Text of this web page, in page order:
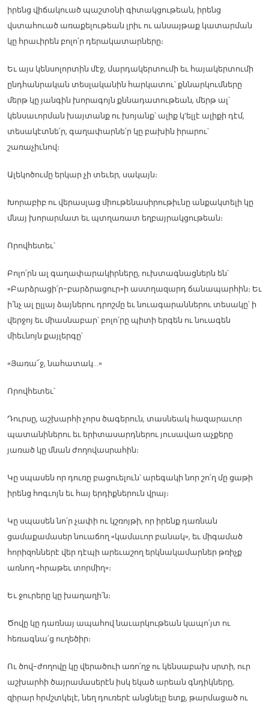
իրենց վիճակուած պաշտօնի գիտակցութեան, իրենց
վստահուած առաքելութեան լրիւ ու անսայթաք կատարման
կը հրաւիրեն բոլո՛ր դերակատարները։
Եւ այս կենսոլորտին մէջ, մարդակերտումի եւ հայակերտումի
ընդհանրական տեսլականին հարկատու՝ քննարկումները
մերթ կը յանգին խորագոյն քննադատութեան, մերթ ալ՝
կենսաւորման խայտանք ու խոյանք՝ ալիք կ’ելլէ ալիքի դէմ,
տեսակէտնե՛ր, գաղափարնե՛ր կը բախին իրարու՝
շառաչիւնով։
Ալեկոծումը երկար չի տեւեր, սակայն։
Խորաբիբ ու վերասլաց միութենասիրութիւնը անքակտելի կը
մնայ խորարմատ եւ պտղառատ եղբայրակցութեան։
Որովհետեւ՝
Բոլո՛րն ալ գաղափարակիրները, ուխտագնացներն են՝
«Բարձրացի՛ր-բարձրացուր»ի աստղազարդ ճանապարհին։ Եւ
ի՛նչ ալ ըլլայ ձայներու դրոշմը եւ նուագարաններու տեսակը՝ ի
վերջոյ եւ միասնաբար՝ բոլո՛րը պիտի երգեն ու նուագեն
միեւնոյն քայլերգը՝
«Յառա՜ջ, նահատակ…»
Որովհետեւ՝
Դուրսը, աշխարհի չորս ծագերուն, տասնեակ հազարաւոր
պատանիներու եւ երիտասարդներու յուսավառ աչքերը
յառած կը մնան ժողովասրահին։
Կը սպասեն որ դուռը բացուելուն՝ արեգակի նոր շո՛ղ մը ցաթի
իրենց հոգւոյն եւ հայ երդիքներուն վրայ։
Կը սպասեն նո՛ր չափի ու կշռոյթի, որ իրենք դառնան
ցամաքամասեր նուաճող «կամաւոր բանակ», եւ միգամած
հորիզոններէ վեր դէպի արեւաշող երկնակամարներ թռիչք
առնող «հրաթեւ տորմիղ»։
Եւ ջուրերը կը խաղաղի՛ն։
Ծովը կը դառնայ ապահով նաւարկութեան կապո՛յտ ու
հեռագնա՛ց ուղեծիր։
Ու ծով-ժողովը կը վերածուի առո՛ղջ ու կենսաբախ սրտի, ուր
աշխարհի ծայրամասերէն իսկ եկած արեան գնդիկները,
զիրար հրմշտկելէ, նեղ դուռերէ անցնելը ետք, թարմացած ու